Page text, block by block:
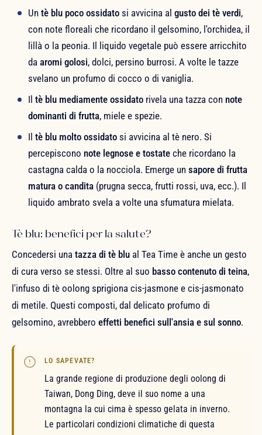
Un tè blu poco ossidato si avvicina al gusto dei tè verdi,
con note floreali che ricordano il gelsomino, l'orchidea, il
lillà o la peonia. Il liquido vegetale può essere arricchito
da aromi golosi, dolci, persino burrosi. A volte le tazze
svelano un profumo di cocco o di vaniglia.
Il tè blu mediamente ossidato rivela una tazza con note
dominanti di frutta, miele e spezie.
Il tè blu molto ossidato si avvicina al tè nero. Si
percepiscono note legnose e tostate che ricordano la
castagna calda o la nocciola. Emerge un sapore di frutta
matura o candita (prugna secca, frutti rossi, uva, ecc.). Il
liquido ambrato svela a volte una sfumatura mielata.
Tè blu: benefici per la salute?
Concedersi una tazza di tè blu al Tea Time è anche un gesto
di cura verso se stessi. Oltre al suo basso contenuto di teina,
l'infuso di tè oolong sprigiona cis-jasmone e cis-jasmonato
di metile. Questi composti, dal delicato profumo di
gelsomino, avrebbero effetti benefici sull'ansia e sul sonno.
LO SAPEVATE?
La grande regione di produzione degli oolong di
Taiwan, Dong Ding, deve il suo nome a una
montagna la cui cima è spesso gelata in inverno.
Le particolari condizioni climatiche di questa